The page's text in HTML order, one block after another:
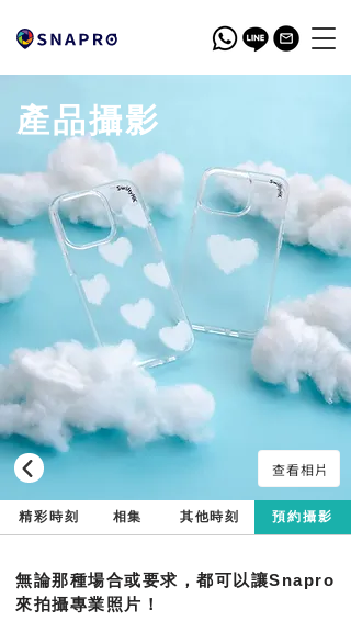
產品攝影
查看相片
精彩時刻 相集 其他時刻 預約攝影
無論那種場合或要求，都可以讓Snapro
來拍攝專業照片！